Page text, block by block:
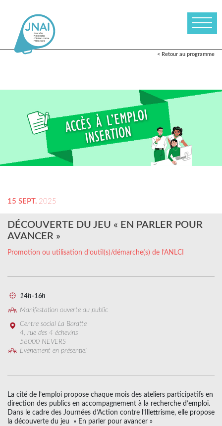
< Retour au programme
15 SEPT. 2025
DÉCOUVERTE DU JEU « EN PARLER POUR
AVANCER »
Promotion ou utilisation d’outil(s)/démarche(s) de l’ANLCI
14h-16h
Manifestation ouverte au public
Centre social La Baratte
4, rue des 4 échevins
58000 NEVERS
Evénement en présentiel
La cité de l’emploi propose chaque mois des ateliers participatifs en
direction des publics en accompagnement à la recherche d’emploi.
Dans le cadre des Journées d’Action contre l’Illettrisme, elle propose
la découverte du jeu » En parler pour avancer »